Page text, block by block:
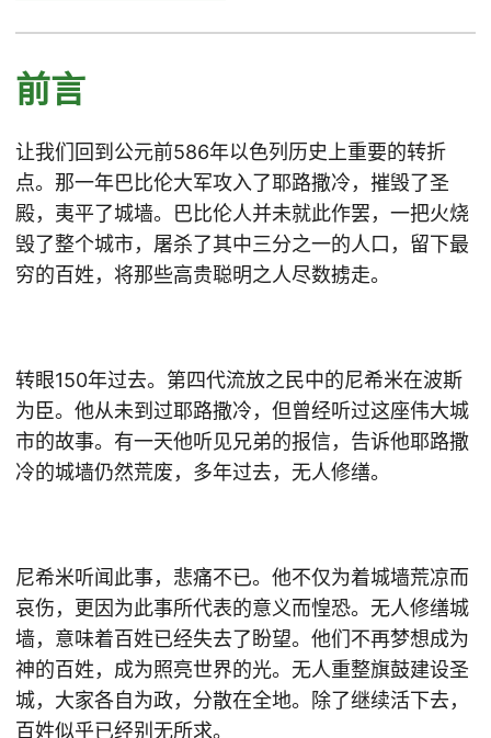
前言
让我们回到公元前586年以色列历史上重要的转折
点。那一年巴比伦大军攻入了耶路撒冷，摧毁了圣
殿，夷平了城墙。巴比伦人并未就此作罢，一把火烧
毁了整个城市，屠杀了其中三分之一的人口，留下最
穷的百姓，将那些高贵聪明之人尽数掳走。
转眼150年过去。第四代流放之民中的尼希米在波斯
为臣。他从未到过耶路撒冷，但曾经听过这座伟大城
市的故事。有一天他听见兄弟的报信，告诉他耶路撒
冷的城墙仍然荒废，多年过去，无人修缮。
尼希米听闻此事，悲痛不已。他不仅为着城墙荒凉而
哀伤，更因为此事所代表的意义而惶恐。无人修缮城
墙，意味着百姓已经失去了盼望。他们不再梦想成为
神的百姓，成为照亮世界的光。无人重整旗鼓建设圣
城，大家各自为政，分散在全地。除了继续活下去，
百姓似乎已经别无所求。